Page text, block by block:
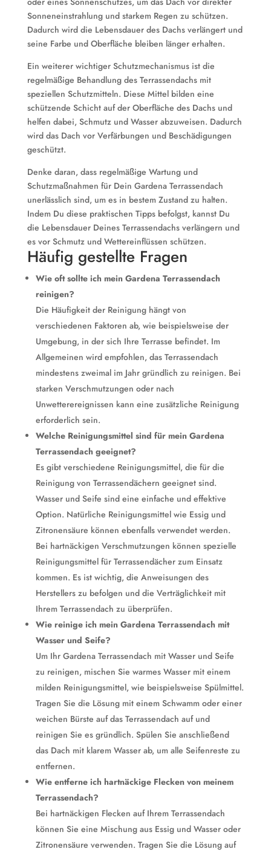
Sonneneinstrahlung und starkem Regen zu schützen.
Dadurch wird die Lebensdauer des Dachs verlängert und
seine Farbe und Oberfläche bleiben länger erhalten.
Ein weiterer wichtiger Schutzmechanismus ist die
regelmäßige Behandlung des Terrassendachs mit
speziellen Schutzmitteln. Diese Mittel bilden eine
schützende Schicht auf der Oberfläche des Dachs und
helfen dabei, Schmutz und Wasser abzuweisen. Dadurch
wird das Dach vor Verfärbungen und Beschädigungen
geschützt.
Denke daran, dass regelmäßige Wartung und
Schutzmaßnahmen für Dein Gardena Terrassendach
unerlässlich sind, um es in bestem Zustand zu halten.
Indem Du diese praktischen Tipps befolgst, kannst Du
die Lebensdauer Deines Terrassendachs verlängern und
es vor Schmutz und Wettereinflüssen schützen.
Häufig gestellte Fragen
Wie oft sollte ich mein Gardena Terrassendach
reinigen?
Die Häufigkeit der Reinigung hängt von
verschiedenen Faktoren ab, wie beispielsweise der
Umgebung, in der sich Ihre Terrasse befindet. Im
Allgemeinen wird empfohlen, das Terrassendach
mindestens zweimal im Jahr gründlich zu reinigen. Bei
starken Verschmutzungen oder nach
Unwetterereignissen kann eine zusätzliche Reinigung
erforderlich sein.
Welche Reinigungsmittel sind für mein Gardena
Terrassendach geeignet?
Es gibt verschiedene Reinigungsmittel, die für die
Reinigung von Terrassendächern geeignet sind.
Wasser und Seife sind eine einfache und effektive
Option. Natürliche Reinigungsmittel wie Essig und
Zitronensäure können ebenfalls verwendet werden.
Bei hartnäckigen Verschmutzungen können spezielle
Reinigungsmittel für Terrassendächer zum Einsatz
kommen. Es ist wichtig, die Anweisungen des
Herstellers zu befolgen und die Verträglichkeit mit
Ihrem Terrassendach zu überprüfen.
Wie reinige ich mein Gardena Terrassendach mit
Wasser und Seife?
Um Ihr Gardena Terrassendach mit Wasser und Seife
zu reinigen, mischen Sie warmes Wasser mit einem
milden Reinigungsmittel, wie beispielsweise Spülmittel.
Tragen Sie die Lösung mit einem Schwamm oder einer
weichen Bürste auf das Terrassendach auf und
reinigen Sie es gründlich. Spülen Sie anschließend
das Dach mit klarem Wasser ab, um alle Seifenreste zu
entfernen.
Wie entferne ich hartnäckige Flecken von meinem
Terrassendach?
Bei hartnäckigen Flecken auf Ihrem Terrassendach
können Sie eine Mischung aus Essig und Wasser oder
Zitronensäure verwenden. Tragen Sie die Lösung auf